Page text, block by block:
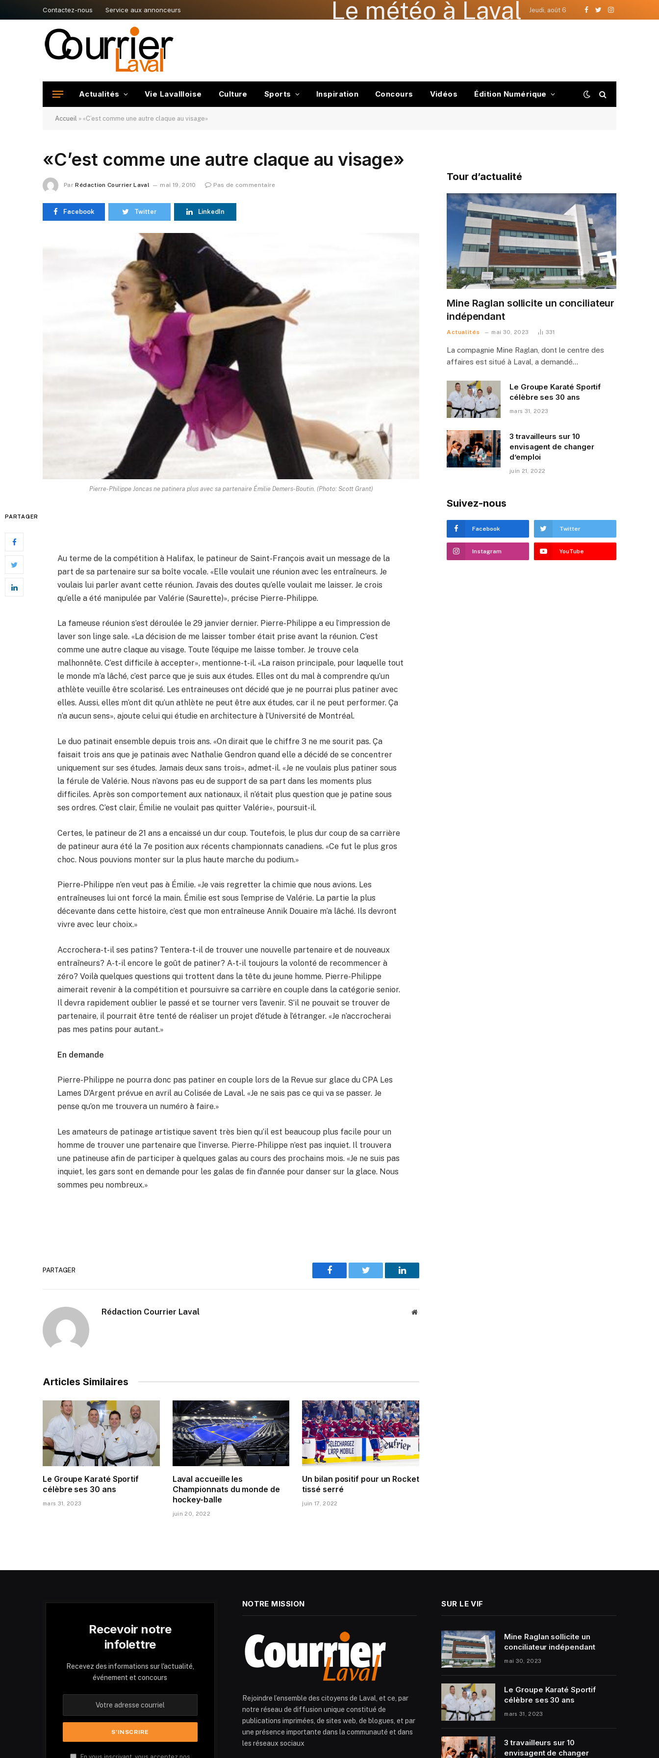
Contactez-nous Service aux annonceurs Le météo à Laval Jeudi, août 6
Facebook
TwitterInstagram
Actualités Vie Lavallloise Culture Sports Inspiration Concours Vidéos Édition Numérique
Accueil » «C’est comme une autre claque au visage»
«C’est comme une autre claque au visage»
Par Rédaction Courrier Laval mai 19, 2010 Pas de commentaire
Facebook Twitter LinkedIn
Pierre-Philippe Joncas ne patinera plus avec sa partenaire Émilie Demers-Boutin. (Photo: Scott Grant)
PARTAGER
Au terme de la compétition à Halifax, le patineur de Saint-François avait un message de la
part de sa partenaire sur sa boîte vocale. «Elle voulait une réunion avec les entraîneurs. Je
voulais lui parler avant cette réunion. J’avais des doutes qu’elle voulait me laisser. Je crois
qu’elle a été manipulée par Valérie (Saurette)», précise Pierre-Philippe.
La fameuse réunion s’est déroulée le 29 janvier dernier. Pierre-Philippe a eu l’impression de
laver son linge sale. «La décision de me laisser tomber était prise avant la réunion. C’est
comme une autre claque au visage. Toute l’équipe me laisse tomber. Je trouve cela
malhonnête. C’est difficile à accepter», mentionne-t-il. «La raison principale, pour laquelle tout
le monde m’a lâché, c’est parce que je suis aux études. Elles ont du mal à comprendre qu’un
athlète veuille être scolarisé. Les entraineuses ont décidé que je ne pourrai plus patiner avec
elles. Aussi, elles m’ont dit qu’un athlète ne peut être aux études, car il ne peut performer. Ça
n’a aucun sens», ajoute celui qui étudie en architecture à l’Université de Montréal.
Le duo patinait ensemble depuis trois ans. «On dirait que le chiffre 3 ne me sourit pas. Ça
faisait trois ans que je patinais avec Nathalie Gendron quand elle a décidé de se concentrer
uniquement sur ses études. Jamais deux sans trois», admet-il. «Je ne voulais plus patiner sous
la férule de Valérie. Nous n’avons pas eu de support de sa part dans les moments plus
difficiles. Après son comportement aux nationaux, il n’était plus question que je patine sous
ses ordres. C’est clair, Émilie ne voulait pas quitter Valérie», poursuit-il.
Certes, le patineur de 21 ans a encaissé un dur coup. Toutefois, le plus dur coup de sa carrière
de patineur aura été la 7e position aux récents championnats canadiens. «Ce fut le plus gros
choc. Nous pouvions monter sur la plus haute marche du podium.»
Pierre-Philippe n’en veut pas à Émilie. «Je vais regretter la chimie que nous avions. Les
entraîneuses lui ont forcé la main. Émilie est sous l’emprise de Valérie. La partie la plus
décevante dans cette histoire, c’est que mon entraîneuse Annik Douaire m’a lâché. Ils devront
vivre avec leur choix.»
Accrochera-t-il ses patins? Tentera-t-il de trouver une nouvelle partenaire et de nouveaux
entraîneurs? A-t-il encore le goût de patiner? A-t-il toujours la volonté de recommencer à
zéro? Voilà quelques questions qui trottent dans la tête du jeune homme. Pierre-Philippe
aimerait revenir à la compétition et poursuivre sa carrière en couple dans la catégorie senior.
Il devra rapidement oublier le passé et se tourner vers l’avenir. S’il ne pouvait se trouver de
partenaire, il pourrait être tenté de réaliser un projet d’étude à l’étranger. «Je n’accrocherai
pas mes patins pour autant.»
En demande
Pierre-Philippe ne pourra donc pas patiner en couple lors de la Revue sur glace du CPA Les
Lames D’Argent prévue en avril au Colisée de Laval. «Je ne sais pas ce qui va se passer. Je
pense qu’on me trouvera un numéro à faire.»
Les amateurs de patinage artistique savent très bien qu’il est beaucoup plus facile pour un
homme de trouver une partenaire que l’inverse. Pierre-Philippe n’est pas inquiet. Il trouvera
une patineuse afin de participer à quelques galas au cours des prochains mois. «Je ne suis pas
inquiet, les gars sont en demande pour les galas de fin d’année pour danser sur la glace. Nous
sommes peu nombreux.»
PARTAGER
Facebook Twitter LinkedIn
Rédaction Courrier Laval Website
Articles Similaires
Le Groupe Karaté Sportif
célèbre ses 30 ans
mars 31, 2023
Laval accueille les
Championnats du monde de
hockey-balle
juin 20, 2022
Un bilan positif pour un Rocket
tissé serré
juin 17, 2022
Tour d’actualité
Mine Raglan sollicite un conciliateur
indépendant
Actualités mai 30, 2023 331
La compagnie Mine Raglan, dont le centre des
affaires est situé à Laval, a demandé…
Le Groupe Karaté Sportif
célèbre ses 30 ans
mars 31, 2023
3 travailleurs sur 10
envisagent de changer
d’emploi
juin 21, 2022
Suivez-nous
Facebook Twitter
Instagram YouTube
Recevoir notre
infolettre
Recevez des informations sur l'actualité,
événement et concours
NOTRE MISSION
Rejoindre l’ensemble des citoyens de Laval, et ce, par
notre réseau de diffusion unique constitué de
publications imprimées, de sites web, de blogues, et par
une présence importante dans la communauté et dans
les réseaux sociaux
SUR LE VIF
Mine Raglan sollicite un
conciliateur indépendant
mai 30, 2023
Le Groupe Karaté Sportif
célèbre ses 30 ans
mars 31, 2023
3 travailleurs sur 10
envisagent de changer